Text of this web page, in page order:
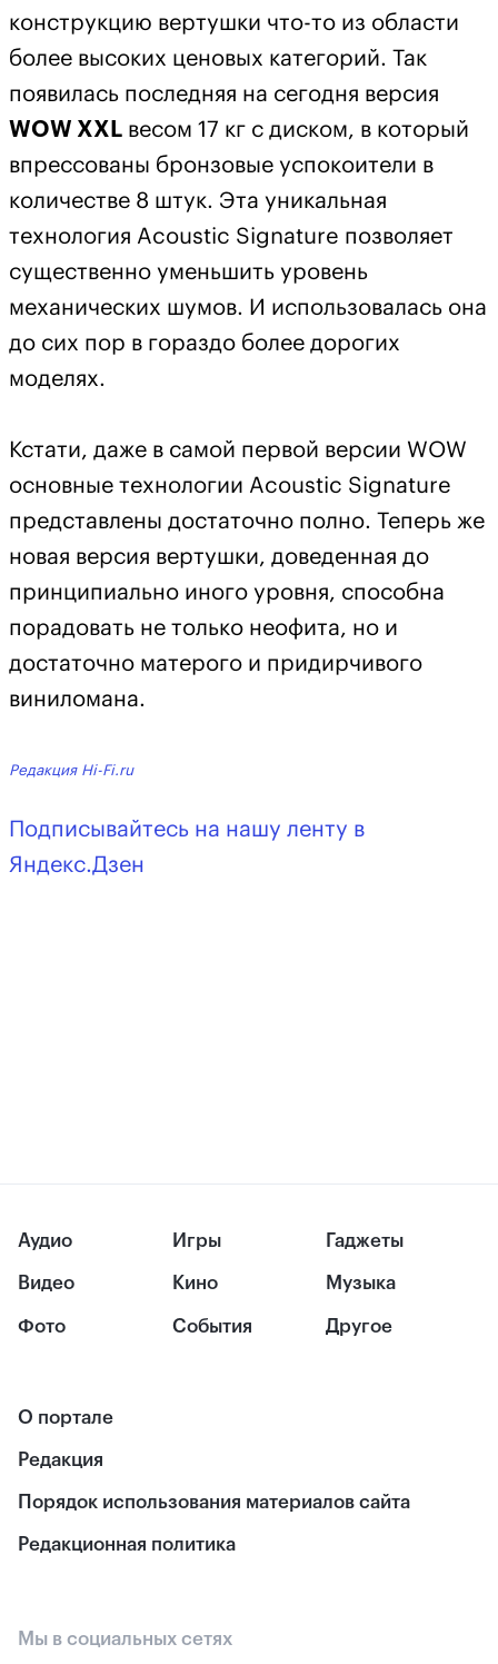
конструкцию вертушки что-то из области
более высоких ценовых категорий. Так
появилась последняя на сегодня версия
WOW XXL весом 17 кг с диском, в который
впрессованы бронзовые успокоители в
количестве 8 штук. Эта уникальная
технология Acoustic Signature позволяет
существенно уменьшить уровень
механических шумов. И использовалась она
до сих пор в гораздо более дорогих
моделях.
Кстати, даже в самой первой версии WOW
основные технологии Acoustic Signature
представлены достаточно полно. Теперь же
новая версия вертушки, доведенная до
принципиально иного уровня, способна
порадовать не только неофита, но и
достаточно матерого и придирчивого
виниломана.
Редакция Hi-Fi.ru
Подписывайтесь на нашу ленту в
Яндекс.Дзен
Аудио
Видео
Фото
Игры
Кино
События
Гаджеты
Музыка
Другое
О портале
Редакция
Порядок использования материалов сайта
Редакционная политика
Мы в социальных сетях